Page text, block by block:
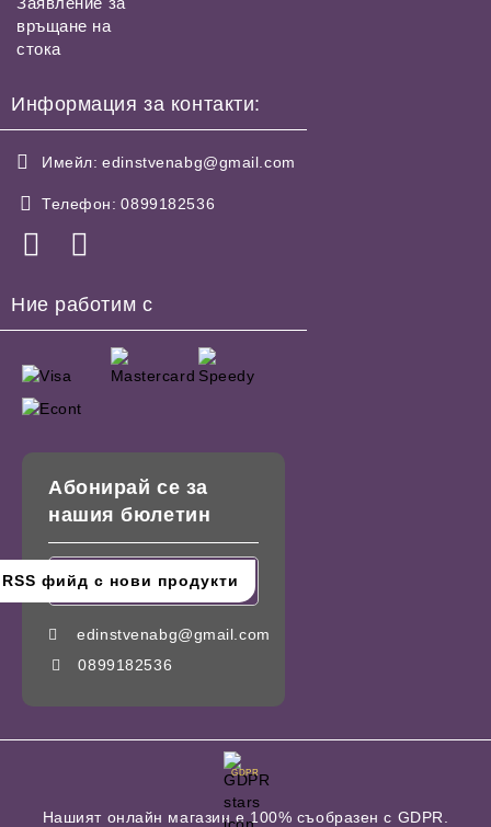
връщане на
стока
Информация за контакти:
Имейл: edinstvenabg@gmail.com
Телефон: 0899182536
Ние работим с
Абонирай се за
нашия бюлетин
edinstvenabg@gmail.com
0899182536
GDPR
Нашият онлайн магазин е 100% съобразен с GDPR.